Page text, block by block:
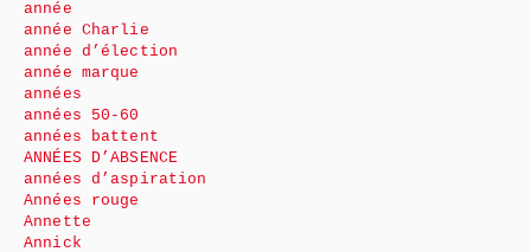
année
année Charlie
année d’élection
année marque
années
années 50-60
années battent
ANNÉES D’ABSENCE
années d’aspiration
Années rouge
Annette
Annick